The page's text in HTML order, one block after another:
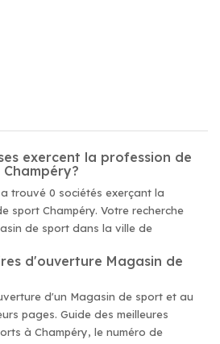
exercent la profession de
trouvé 0 sociétés exerçant la
sport Champéry. Votre recherche
de sport dans la ville de
d'ouverture Magasin de
d'un Magasin de sport et au
pages. Guide des meilleures
à Champéry, le numéro de